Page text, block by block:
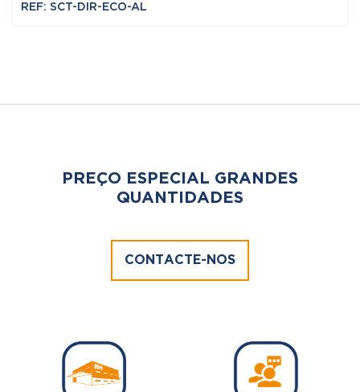
REF: SCT-DIR-ECO-AL
PREÇO ESPECIAL GRANDES
QUANTIDADES
CONTACTE-NOS